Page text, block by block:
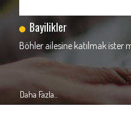
Bayilikler
Böhler ailesine katılmak ister
Daha Fazla..